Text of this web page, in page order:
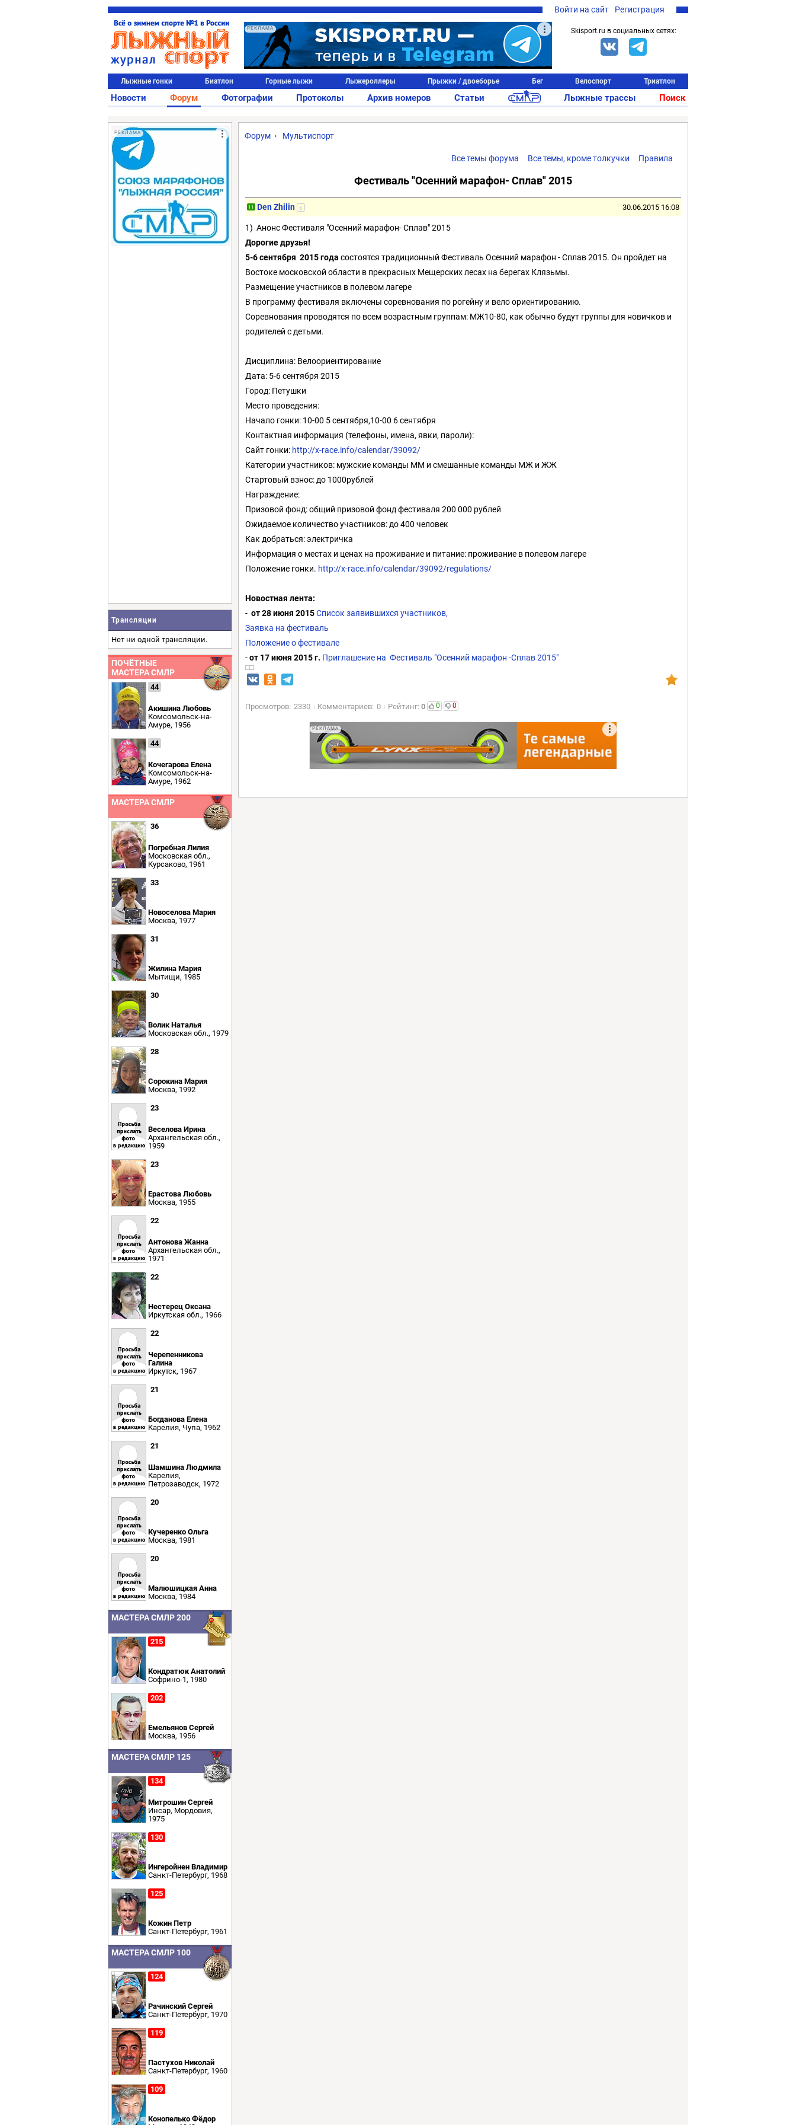
Войти на сайт Регистрация
РЕКЛАМА Skisport.ru в социальных сетях:
Лыжные гонки Биатлон Горные лыжи Лыжероллеры Прыжки / двоеборье Бег Велоспорт Триатлон
Новости Форум Фотографии Протоколы Архив номеров Статьи Лыжные трассы Поиск
РЕКЛАМА
Трансляции
Нет ни одной трансляции.
ПОЧЁТНЫЕ
МАСТЕРА СМЛР
44
Акишина Любовь
Комсомольск-на-
Амуре, 1956
44
Кочегарова Елена
Комсомольск-на-
Амуре, 1962
МАСТЕРА СМЛР
36
Погребная Лилия
Московская обл.,
Курсаково, 1961
33
Новоселова Мария
Москва, 1977
31
Жилина Мария
Мытищи, 1985
30
Волик Наталья
Московская обл., 1979
28
Сорокина Мария
Москва, 1992
23
Веселова Ирина
Архангельская обл.,
1959
23
Ерастова Любовь
Москва, 1955
22
Антонова Жанна
Архангельская обл.,
1971
22
Нестерец Оксана
Иркутская обл., 1966
22
Черепенникова
Галина
Иркутск, 1967
21
Богданова Елена
Карелия, Чупа, 1962
21
Шамшина Людмила
Карелия,
Петрозаводск, 1972
20
Кучеренко Ольга
Москва, 1981
20
Малюшицкая Анна
Москва, 1984
МАСТЕРА СМЛР 200
215
Кондратюк Анатолий
Софрино-1, 1980
202
Емельянов Сергей
Москва, 1956
МАСТЕРА СМЛР 125
134
Митрошин Сергей
Инсар, Мордовия,
1975
130
Ингеройнен Владимир
Санкт-Петербург, 1968
125
Кожин Петр
Санкт-Петербург, 1961
МАСТЕРА СМЛР 100
124
Рачинский Сергей
Санкт-Петербург, 1970
119
Пастухов Николай
Санкт-Петербург, 1960
109
Конопелько Фёдор
Форум Мультиспорт
Правила
Все темы, кроме толкучки
Все темы форума
Фестиваль "Осенний марафон- Сплав" 2015
11 Den Zhilin 6 30.06.2015 16:08
1) Анонс Фестиваля "Осенний марафон- Сплав" 2015
Дорогие друзья!
5-6 сентября 2015 года состоятся традиционный Фестиваль Осенний марафон - Сплав 2015. Он пройдет на
Востоке московской области в прекрасных Мещерских лесах на берегах Клязьмы.
Размещение участников в полевом лагере
В программу фестиваля включены соревнования по рогейну и вело ориентированию.
Соревнования проводятся по всем возрастным группам: МЖ10-80, как обычно будут группы для новичков и
родителей с детьми.
Дисциплина: Велоориентирование
Дата: 5-6 сентября 2015
Город: Петушки
Место проведения:
Начало гонки: 10-00 5 сентября,10-00 6 сентября
Контактная информация (телефоны, имена, явки, пароли):
Caйт гонки: http://x-race.info/calendar/39092/
Категории участников: мужские команды ММ и смешанные команды МЖ и ЖЖ
Стартовый взнос: до 1000рублей
Награждение:
Призовой фонд: общий призовой фонд фестиваля 200 000 рублей
Ожидаемое количество участников: до 400 человек
Как добраться: электричка
Информация о местах и ценах на проживание и питание: проживание в полевом лагере
Положение гонки. http://x-race.info/calendar/39092/regulations/
Новостная лента:
- от 28 июня 2015Список заявившихся участников,
Заявка на фестиваль
Положение о фестивале
-от 17 июня 2015 г. Приглашение на Фестиваль "Осенний марафон -Сплав 2015"
Просмотров: 2330 Комментариев: 0 Рейтинг:0 0 0
РЕКЛАМА